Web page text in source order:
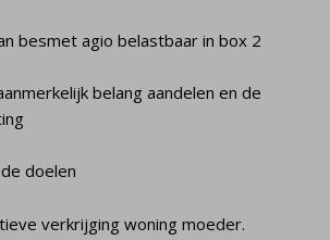
besmet agio belastbaar in box 2
belang aandelen en de
doelen
verkrijging woning moeder.